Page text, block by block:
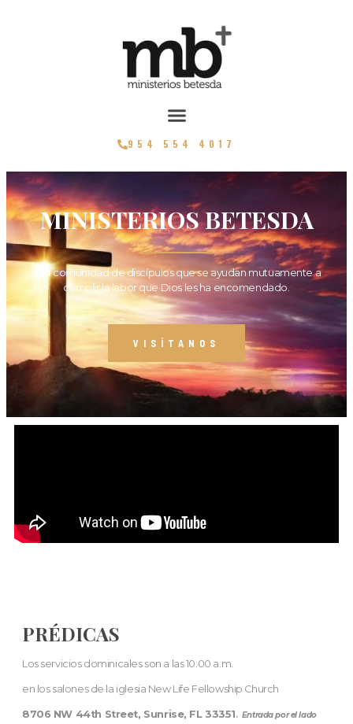
954 554 4017
MINISTERIOS BETESDA
Una comunidad de discípulos que se ayudan mutuamente a
cumplir la labor que Dios les ha encomendado.
VISÍTANOS
PRÉDICAS
Los servicios dominicales son a las 10:00 a.m.
en los salones de la iglesia New Life Fellowship Church
8706 NW 44th Street, Sunrise, FL 33351. Entrada por el lado